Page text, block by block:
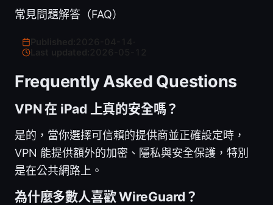
常見問題解答（FAQ）
Last updated:
Frequently Asked Questions
VPN 在 iPad 上真的安全嗎？
是的，當你選擇可信賴的提供商並正確設定時，
VPN 能提供額外的加密、隱私與安全保護，特別
是在公共網路上。
為什麼多數人喜歡 WireGuard？